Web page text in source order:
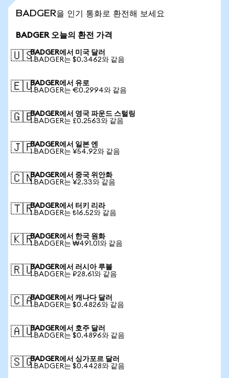
BADGER을 인기 통화로 환전해 보세요
BADGER 오늘의 환전 가격
🇺🇸BADGER에서 미국 달러
1 BADGER는 $0.3462와 같음
🇪🇺BADGER에서 유로
1 BADGER는 €0.2994와 같음
🇬🇧BADGER에서 영국 파운드 스털링
1 BADGER는 £0.2563와 같음
🇯🇵BADGER에서 일본 엔
1 BADGER는 ¥54.92와 같음
🇨🇳BADGER에서 중국 위안화
1 BADGER는 ¥2.33와 같음
🇹🇷BADGER에서 터키 리라
1 BADGER는 ₺16.52와 같음
🇰🇷BADGER에서 한국 원화
1 BADGER는 ₩491.01와 같음
🇷🇺BADGER에서 러시아 루블
1 BADGER는 ₽28.61와 같음
🇨🇦BADGER에서 캐나다 달러
1 BADGER는 $0.4826와 같음
🇦🇺BADGER에서 호주 달러
1 BADGER는 $0.4896와 같음
🇸🇬BADGER에서 싱가포르 달러
1 BADGER는 $0.4428와 같음